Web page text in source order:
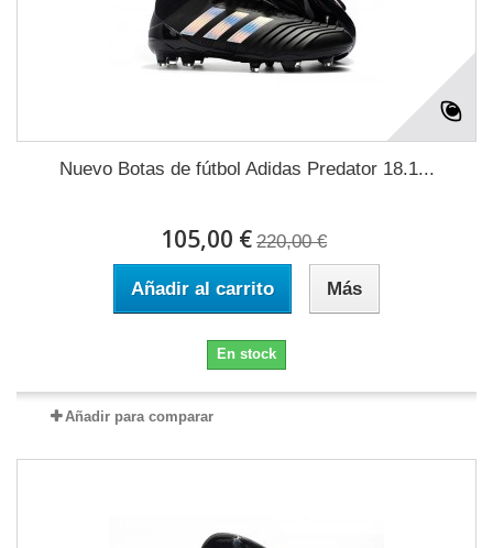
Nuevo Botas de fútbol Adidas Predator 18.1...
105,00 € 220,00 €
Añadir al carrito Más
En stock
Añadir para comparar